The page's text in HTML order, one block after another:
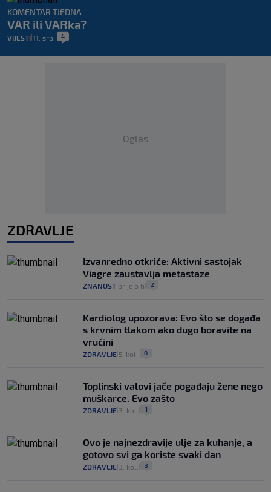
KOMENTAR TJEDNA
VAR ili VARka?
VIJESTI 11. srp. 4
Oglas
ZDRAVLJE
Izvanredno otkriće: Aktivni sastojak
Viagre zaustavlja metastaze
ZNANOST prije 6 h 2
Kardiolog upozorava: Evo što se događa
s krvnim tlakom ako dugo boravite na
vrućini
ZDRAVLJE 5. kol. 0
Toplinski valovi jače pogađaju žene nego
muškarce. Evo zašto
ZDRAVLJE 3. kol. 1
Ovo je najnezdravije ulje za kuhanje, a
gotovo svi ga koriste svaki dan
ZDRAVLJE 3. kol. 3